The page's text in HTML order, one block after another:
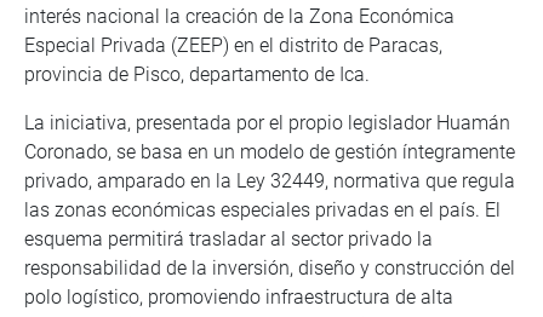
interés nacional la creación de la Zona Económica
Especial Privada (ZEEP) en el distrito de Paracas,
provincia de Pisco, departamento de Ica.
La iniciativa, presentada por el propio legislador Huamán
Coronado, se basa en un modelo de gestión íntegramente
privado, amparado en la Ley 32449, normativa que regula
las zonas económicas especiales privadas en el país. El
esquema permitirá trasladar al sector privado la
responsabilidad de la inversión, diseño y construcción del
polo logístico, promoviendo infraestructura de alta